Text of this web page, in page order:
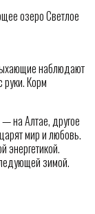
озеро Светлое
наблюдают
руки. Корм
на Алтае, другое
мир и любовь.
энергетикой.
зимой.